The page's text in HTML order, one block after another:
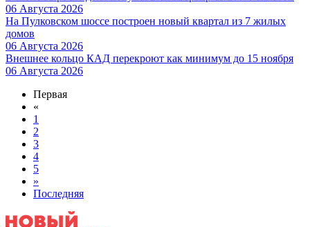
06 Августа 2026
На Пулковском шоссе построен новый квартал из 7 жилых
домов
06 Августа 2026
Внешнее кольцо КАД перекроют как минимум до 15 ноября
06 Августа 2026
Первая
«
1
2
3
4
5
»
Последняя